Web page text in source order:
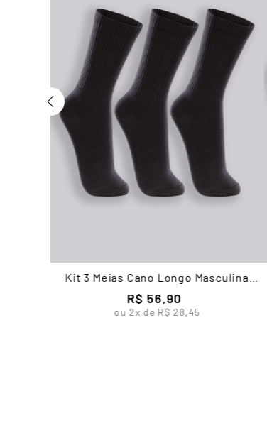
Kit 3 Meias Cano Longo Masculina
Lupo
R$ 56,90
ou 2x de R$ 28,45